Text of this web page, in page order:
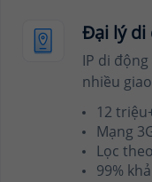
Đại lý di
IP di
nhiều
12
Mạng
Lọc
99%